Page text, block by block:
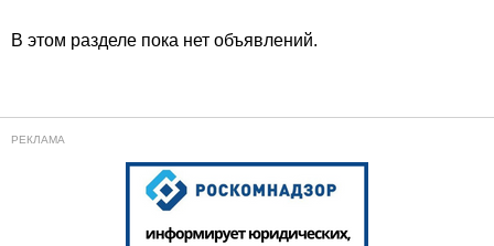
В этом разделе пока нет объявлений.